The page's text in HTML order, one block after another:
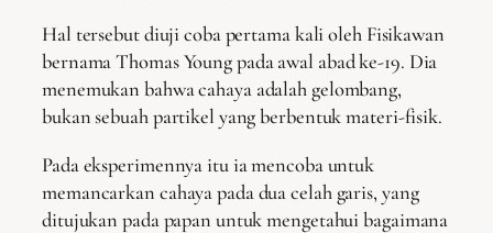
Hal tersebut diuji coba pertama kali oleh Fisikawan
bernama Thomas Young pada awal abad ke-19. Dia
menemukan bahwa cahaya adalah gelombang,
bukan sebuah partikel yang berbentuk materi-fisik.
Pada eksperimennya itu ia mencoba untuk
memancarkan cahaya pada dua celah garis, yang
ditujukan pada papan untuk mengetahui bagaimana